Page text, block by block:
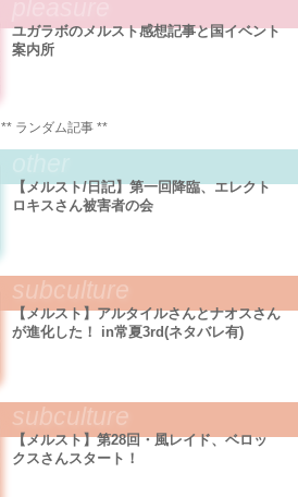
ユガラボのメルスト感想記事と国イベント
案内所
** ランダム記事 **
【メルスト/日記】第一回降臨、エレクト
ロキスさん被害者の会
subculture
【メルスト】アルタイルさんとナオスさん
が進化した！ in常夏3rd(ネタバレ有)
subculture
【メルスト】第28回・風レイド、ベロッ
クスさんスタート！